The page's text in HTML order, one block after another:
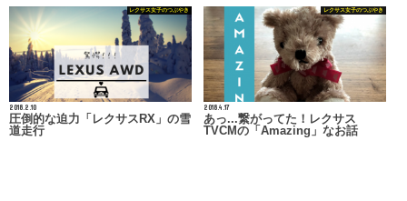
レクサス女子のつぶやき
2018.2.10
圧倒的な迫力「レクサスRX」の雪
道走行
レクサス女子のつぶやき
2018.4.17
あっ...繋がってた！レクサス
TVCMの「Amazing」なお話